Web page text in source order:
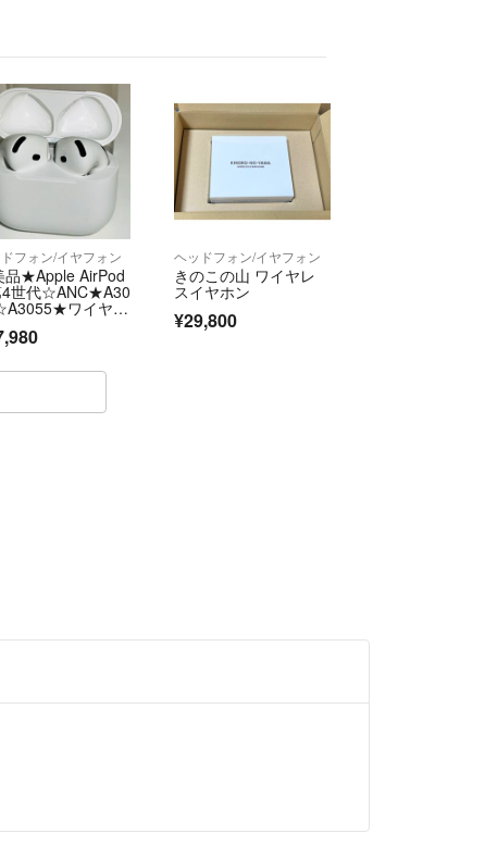
ついて
人）目線での選択になります なにか気になる
問いただければと思います。
します。
ー
フォン/イヤフォン
品★Apple AirPod
4世代☆ANC★A30
ワイヤレ
ン★送料無料
ヘッドフォン/イヤフォン
きのこの山 ワイヤレ
スイヤホン
¥29,800